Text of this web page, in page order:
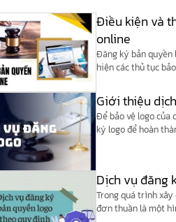
Điều kiện và
online
Đăng ký bản quyền
hiện các thủ tục
theo quy định của
Giới thiệu
Để bảo vệ logo của
ký logo để hoàn
Dịch vụ đăng
Trong quá trình
đơn thuần là một